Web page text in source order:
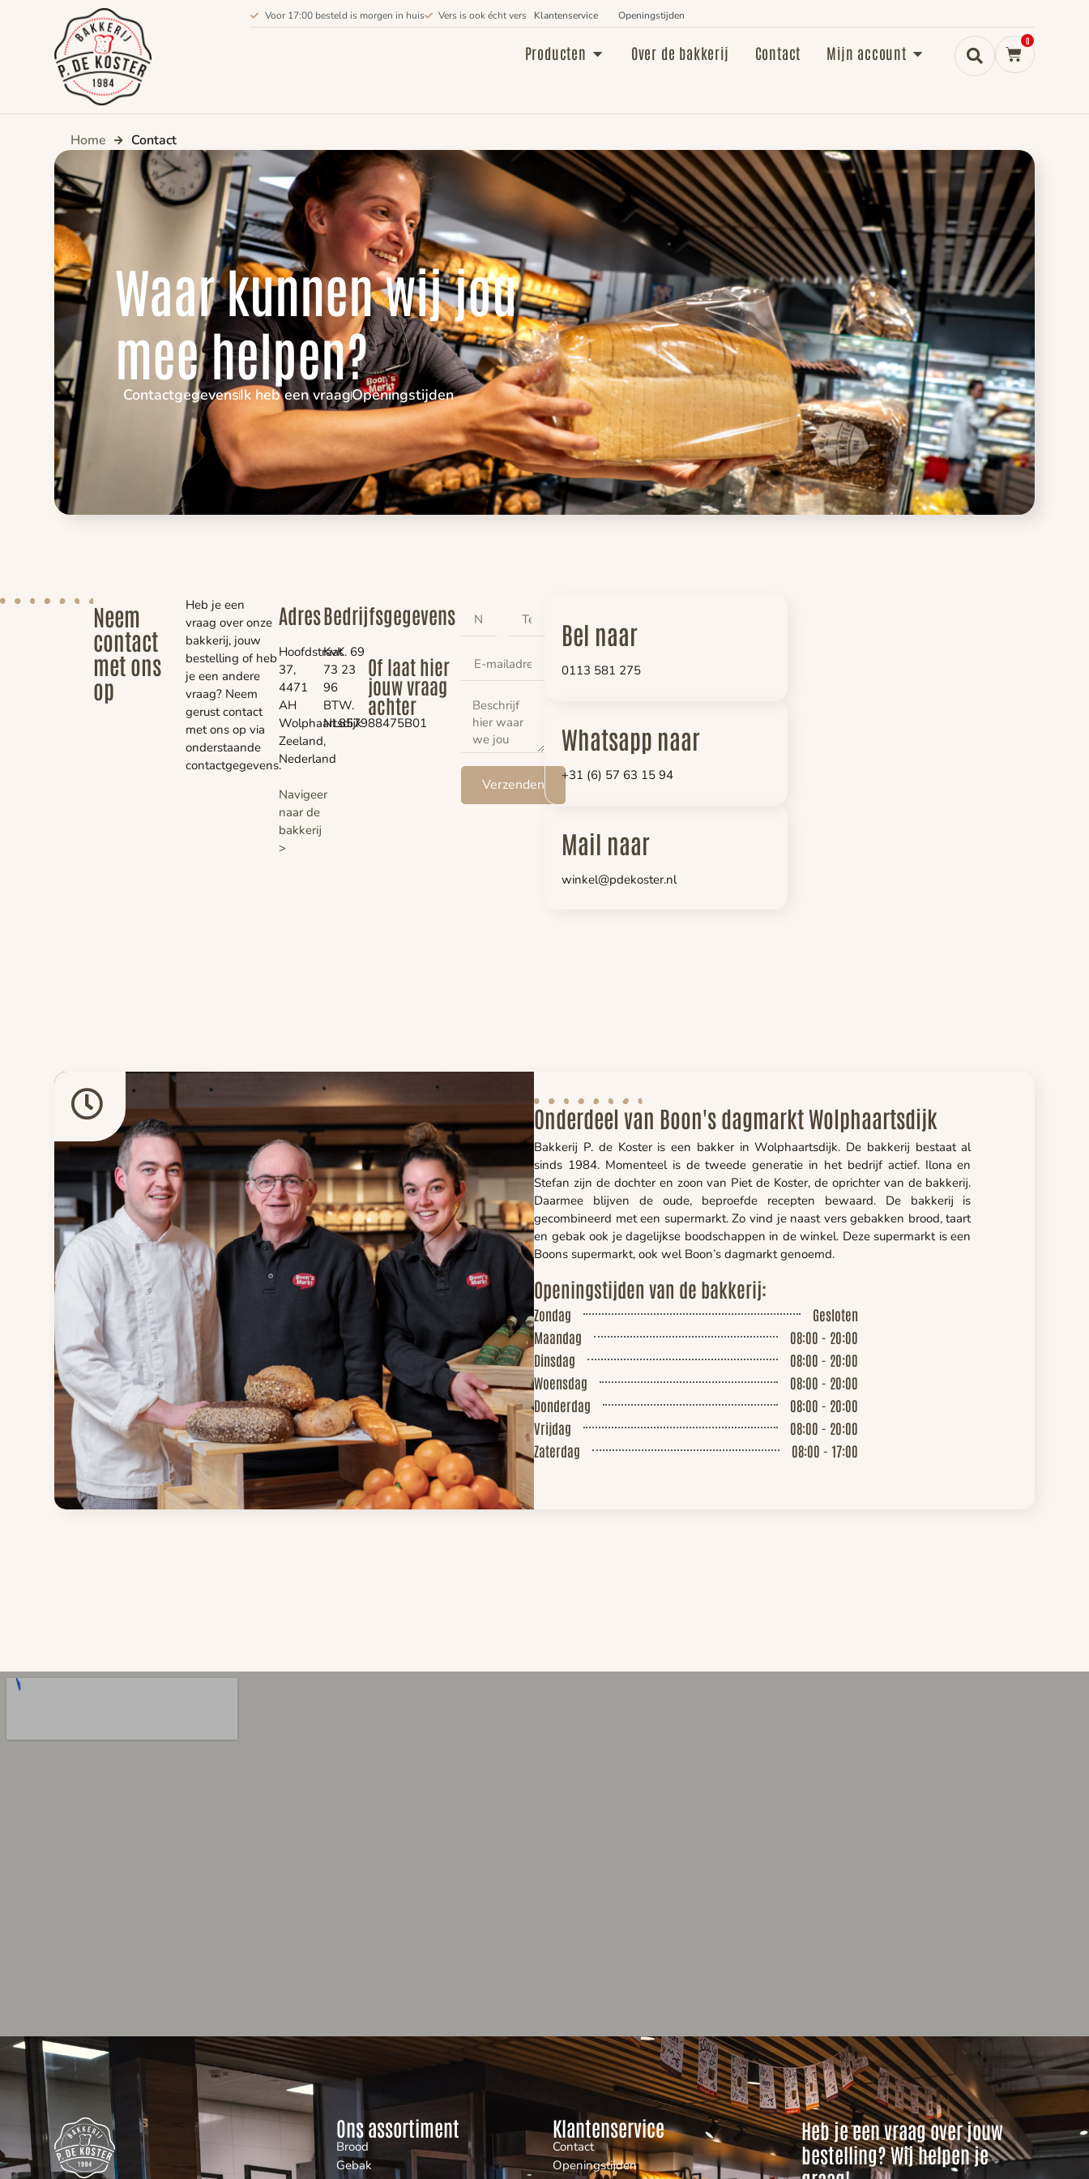
Voor 17:00 besteld is morgen in huis Vers is ook écht vers Klantenservice Openingstijden
Producten Over de bakkerij Contact Mijn account
0
Home Contact
Waar kunnen wij jou
mee helpen?
ContactgegevensIk heb een vraagOpeningstijden
Neem
contact
met ons
op
Heb je een
vraag over onze
bakkerij, jouw
bestelling of heb
je een andere
vraag? Neem
gerust contact
met ons op via
onderstaande
contactgegevens.
Adres
Hoofdstraat
37,
4471
AH
Wolphaartsdijk
Zeeland,
Nederland
Navigeer
naar de
bakkerij
>
Bedrijfsgegevens
KvK. 69
73 23
96
BTW.
NL857988475B01
Of laat hier
jouw vraag
achter
Verzenden
Bel naar
0113 581 275
Whatsapp naar
+31 (6) 57 63 15 94
Mail naar
winkel@pdekoster.nl
Onderdeel van Boon's dagmarkt Wolphaartsdijk
Bakkerij P. de Koster is een bakker in Wolphaartsdijk. De bakkerij bestaat al
sinds 1984. Momenteel is de tweede generatie in het bedrijf actief. Ilona en
Stefan zijn de dochter en zoon van Piet de Koster, de oprichter van de bakkerij.
Daarmee blijven de oude, beproefde recepten bewaard. De bakkerij is
gecombineerd met een supermarkt. Zo vind je naast vers gebakken brood, taart
en gebak ook je dagelijkse boodschappen in de winkel. Deze supermarkt is een
Boons supermarkt, ook wel Boon’s dagmarkt genoemd.
Openingstijden van de bakkerij:
Zondag
Gesloten
Maandag
08:00 - 20:00
Dinsdag
08:00 - 20:00
Woensdag
08:00 - 20:00
Donderdag
08:00 - 20:00
Vrijdag
08:00 - 20:00
Zaterdag
08:00 - 17:00
Ons assortiment
Brood
Gebak
Klantenservice
Contact
Openingstijden
Heb je een vraag over jouw
bestelling? Wij helpen je